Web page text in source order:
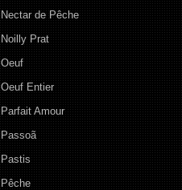
Nectar de Pêche
Noilly Prat
Oeuf
Oeuf Entier
Parfait Amour
Passoã
Pastis
Pêche